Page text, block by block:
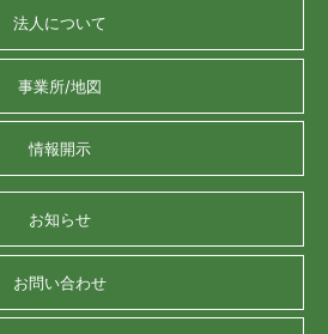
法人について
事業所/地図
情報開示
お知らせ
お問い合わせ